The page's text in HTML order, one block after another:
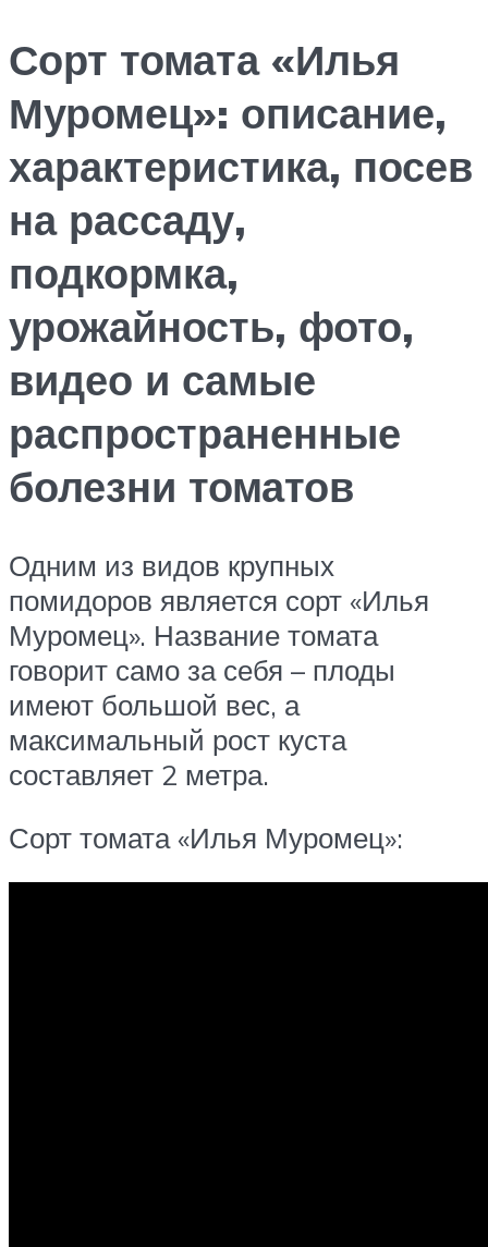
Сорт томата «Илья
Муромец»: описание,
характеристика, посев
на рассаду,
подкормка,
урожайность, фото,
видео и самые
распространенные
болезни томатов
Одним из видов крупных
помидоров является сорт «Илья
Муромец». Название томата
говорит само за себя – плоды
имеют большой вес, а
максимальный рост куста
составляет 2 метра.
Сорт томата «Илья Муромец»: